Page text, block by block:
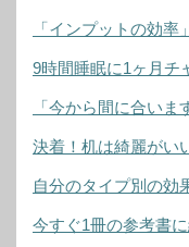
「インプットの効
9時間睡眠に1ヶ月チ
「今から間に合い
決着！机は綺麗がい
自分のタイプ別の効
今すぐ1冊の参考書